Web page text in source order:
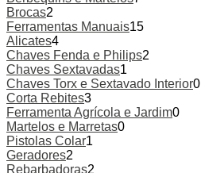
Brocas2
Ferramentas Manuais15
Alicates4
Chaves Fenda e Philips2
Chaves Sextavadas1
Chaves Torx e Sextavado Interior0
Corta Rebites3
Ferramenta Agrícola e Jardim0
Martelos e Marretas0
Pistolas Colar1
Geradores2
Rebarbadoras2